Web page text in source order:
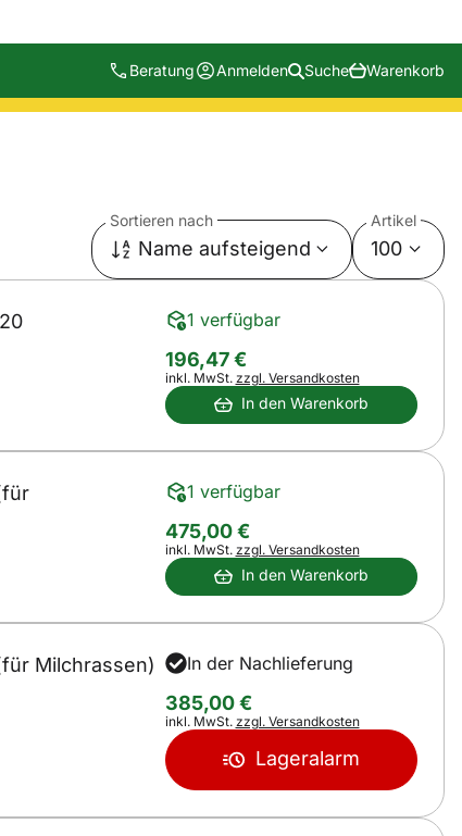
Beratung Anmelden Suche Warenkorb
Sortieren nach
Name aufsteigend
Artikel
100
1 verfügbar
196,47€
Steuerhinweis:
inkl. MwSt. zzgl. Versandkosten
In den Warenkorb
1 verfügbar
475,00€
Steuerhinweis:
inkl. MwSt. zzgl. Versandkosten
In den Warenkorb
Milchrassen) In der Nachlieferung
385,00€
Steuerhinweis:
inkl. MwSt. zzgl. Versandkosten
Lageralarm